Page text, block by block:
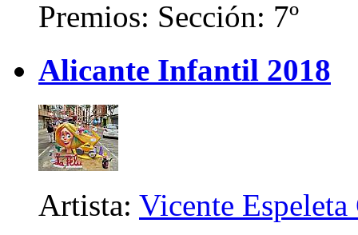
Premios: Sección: 7º
Alicante Infantil 2018
Artista: Vicente Espeleta